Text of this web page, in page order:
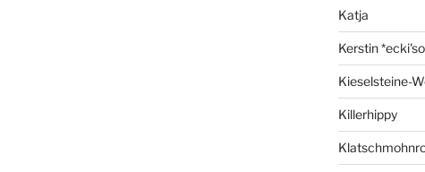
Katja
Kerstin
Kieselsteine-
Killerhippy